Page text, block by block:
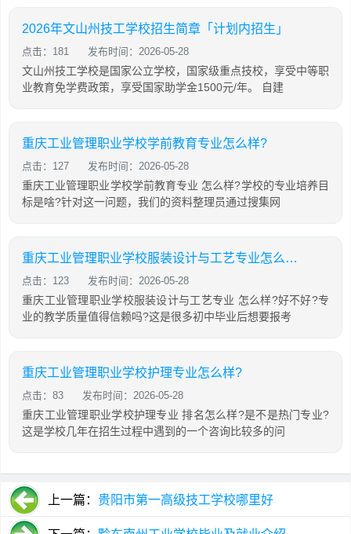
2026年文山州技工学校招生简章「计划内招生」
点击：181 发布时间：2026-05-28
文山州技工学校是国家公立学校，国家级重点技校，享受中等职
业教育免学费政策，享受国家助学金1500元/年。 自建
重庆工业管理职业学校学前教育专业怎么样?
点击：127 发布时间：2026-05-28
重庆工业管理职业学校学前教育专业 怎么样?学校的专业培养目
标是啥?针对这一问题，我们的资料整理员通过搜集网
重庆工业管理职业学校服装设计与工艺专业怎么样?
点击：123 发布时间：2026-05-28
重庆工业管理职业学校服装设计与工艺专业 怎么样?好不好?专
业的教学质量值得信赖吗?这是很多初中毕业后想要报考
重庆工业管理职业学校护理专业怎么样?
点击：83 发布时间：2026-05-28
重庆工业管理职业学校护理专业 排名怎么样?是不是热门专业?
这是学校几年在招生过程中遇到的一个咨询比较多的问
上一篇： 贵阳市第一高级技工学校哪里好